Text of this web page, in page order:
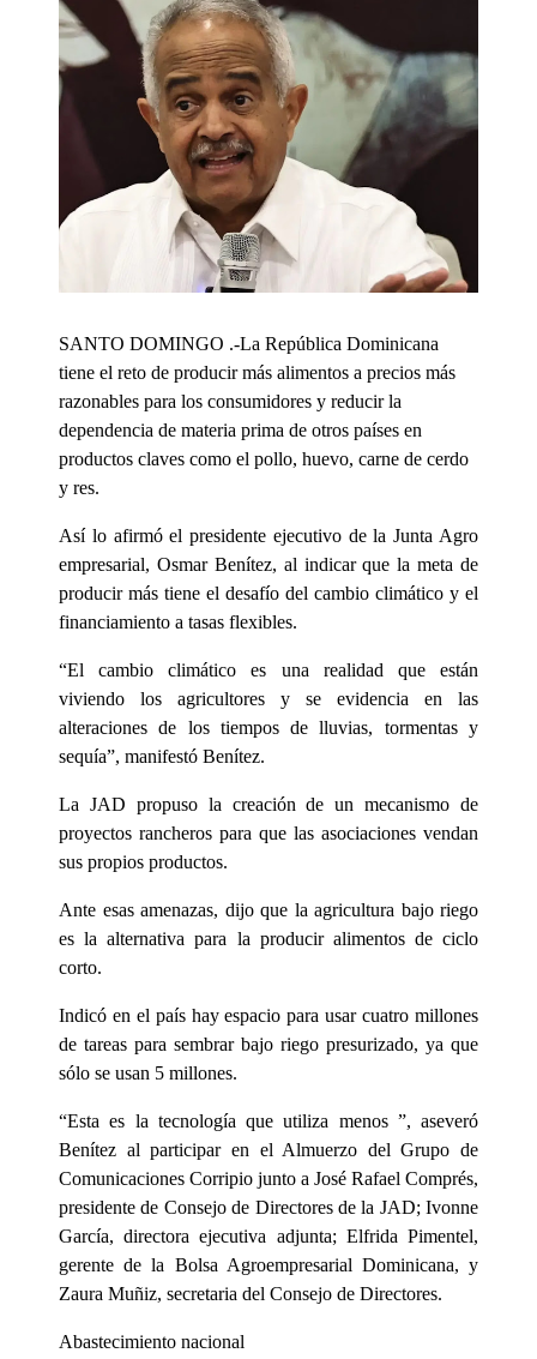
SANTO DOMINGO .-La República Dominicana
tiene el reto de producir más alimentos a precios más
razonables para los consumidores y reducir la
dependencia de materia prima de otros países en
productos claves como el pollo, huevo, carne de cerdo
y res.
Así lo afirmó el presidente ejecutivo de la Junta Agro
empresarial, Osmar Benítez, al indicar que la meta de
producir más tiene el desafío del cambio climático y el
financiamiento a tasas flexibles.
“El cambio climático es una realidad que están
viviendo los agricultores y se evidencia en las
alteraciones de los tiempos de lluvias, tormentas y
sequía”, manifestó Benítez.
La JAD propuso la creación de un mecanismo de
proyectos rancheros para que las asociaciones vendan
sus propios productos.
Ante esas amenazas, dijo que la agricultura bajo riego
es la alternativa para la producir alimentos de ciclo
corto.
Indicó en el país hay espacio para usar cuatro millones
de tareas para sembrar bajo riego presurizado, ya que
sólo se usan 5 millones.
“Esta es la tecnología que utiliza menos ”, aseveró
Benítez al participar en el Almuerzo del Grupo de
Comunicaciones Corripio junto a José Rafael Comprés,
presidente de Consejo de Directores de la JAD; Ivonne
García, directora ejecutiva adjunta; Elfrida Pimentel,
gerente de la Bolsa Agroempresarial Dominicana, y
Zaura Muñiz, secretaria del Consejo de Directores.
Abastecimiento nacional